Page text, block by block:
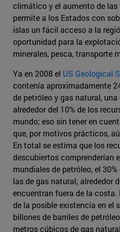
climático y el aumento de
permite a los Estados con
islas un fácil acceso a la
oportunidad para la
minerales, pesca, transporte
Ya en 2008 el US Geological
contenía aproximadamente
de petróleo y gas natural,
alrededor del 10% de los
mundo; eso sin tener en
que, por motivos prácticos,
En total se estima que los
descubiertos comprenderían
mundiales de petróleo, el
las de gas natural; alrededor
encuentran fuera de la
de la posible existencia en el
billones de barriles de
metros cúbicos de gas